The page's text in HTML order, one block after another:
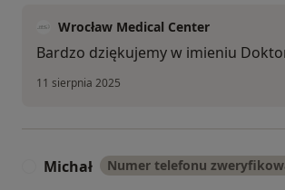
Wrocław Medical Center
Bardzo dziękujemy w imieniu
11 sierpnia 2025
Michał Numer telefonu